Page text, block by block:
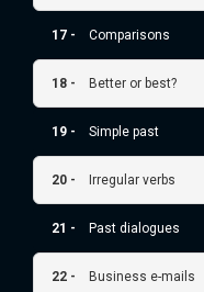
17 - Comparisons
18 - Better or best?
19 - Simple past
20 - Irregular verbs
21 - Past dialogues
22 - Business e-mails